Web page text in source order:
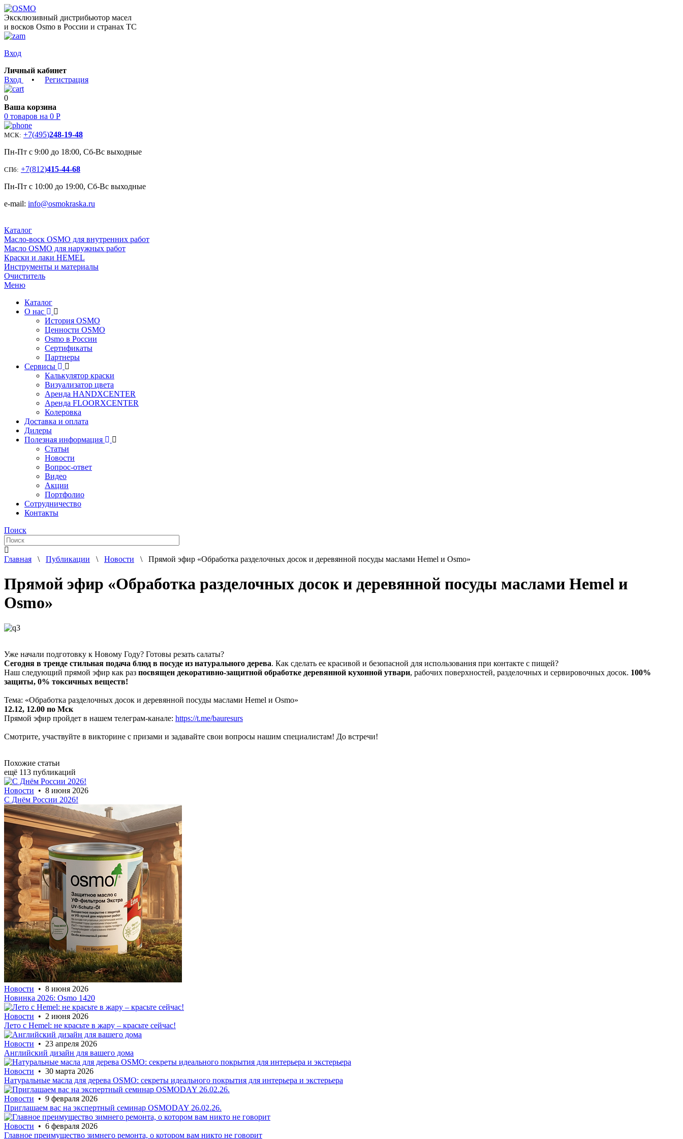
Эксклюзивный дистрибьютор масел
и восков Osmo в России и странах ТС
Вход
Личный кабинет
Вход
• Регистрация
0
Ваша корзина
0 товаров на 0 Р
МСК: +7(495)248-19-48
Пн-Пт с 9:00 до 18:00, Сб-Вс выходные
СПб: +7(812)415-44-68
Пн-Пт с 10:00 до 19:00, Сб-Вс выходные
e-mail: info@osmokraska.ru
Каталог
Масло-воск OSMO для внутренних работ
Масло OSMO для наружных работ
Краски и лаки HEMEL
Инструменты и материалы
Очиститель
Меню
Каталог
О нас
История OSMO
Ценности OSMO
Osmo в России
Сертификаты
Партнеры
Сервисы
Калькулятор краски
Визуализатор цвета
Аренда HANDXCENTER
Аренда FLOORXCENTER
Колеровка
Доставка и оплата
Дилеры
Полезная информация
Статьи
Новости
Вопрос-ответ
Видео
Акции
Портфолио
Сотрудничество
Контакты
Поиск
Главная \ Публикации \ Новости \ Прямой эфир «Обработка разделочных досок и деревянной посуды маслами Hemel и Osmo»
Прямой эфир «Обработка разделочных досок и деревянной посуды маслами Hemel и
Osmo»
Уже начали подготовку к Новому Году? Готовы резать салаты?
Сегодня в тренде стильная подача блюд в посуде из натурального дерева. Как сделать ее красивой и безопасной для использования при контакте с пищей?
Наш следующий прямой эфир как раз посвящен декоративно-защитной обработке деревянной кухонной утвари, рабочих поверхностей, разделочных и сервировочных досок. 100%
защиты, 0% токсичных веществ!
Тема: «Обработка разделочных досок и деревянной посуды маслами Hemel и Osmo»
12.12, 12.00 по Мск
Прямой эфир пройдет в нашем телеграм-канале: https://t.me/bauresurs
Смотрите, участвуйте в викторине с призами и задавайте свои вопросы нашим специалистам! До встречи!
Похожие статьи
ещё 113 публикаций
Новости • 8 июня 2026
С Днём России 2026!
Новости • 8 июня 2026
Новинка 2026: Osmo 1420
Новости • 2 июня 2026
Лето с Hemel: не красьте в жару – красьте сейчас!
Новости • 23 апреля 2026
Английский дизайн для вашего дома
Новости • 30 марта 2026
Натуральные масла для дерева OSMO: секреты идеального покрытия для интерьера и экстерьера
Новости • 9 февраля 2026
Приглашаем вас на экспертный семинар OSMODAY 26.02.26.
Новости • 6 февраля 2026
Главное преимущество зимнего ремонта, о котором вам никто не говорит